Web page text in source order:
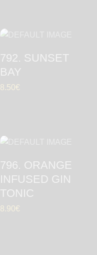
792. SUNSET
BAY
8.50€
796. ORANGE
INFUSED GIN
TONIC
8.90€